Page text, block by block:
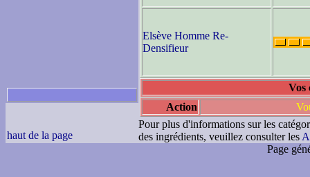
Elsève Homme Re-
Densifieur
Vos
Action
haut de la page
Pour plus d'informations sur les
des ingrédients, veuillez consulter les
Page